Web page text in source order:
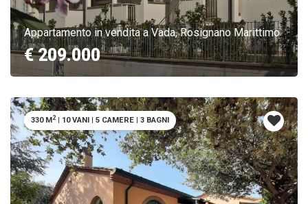
Appartamento in vendita a Vada, Rosignano Marittimo
€ 209.000
330 M2 | 10 VANI | 5 CAMERE | 3 BAGNI